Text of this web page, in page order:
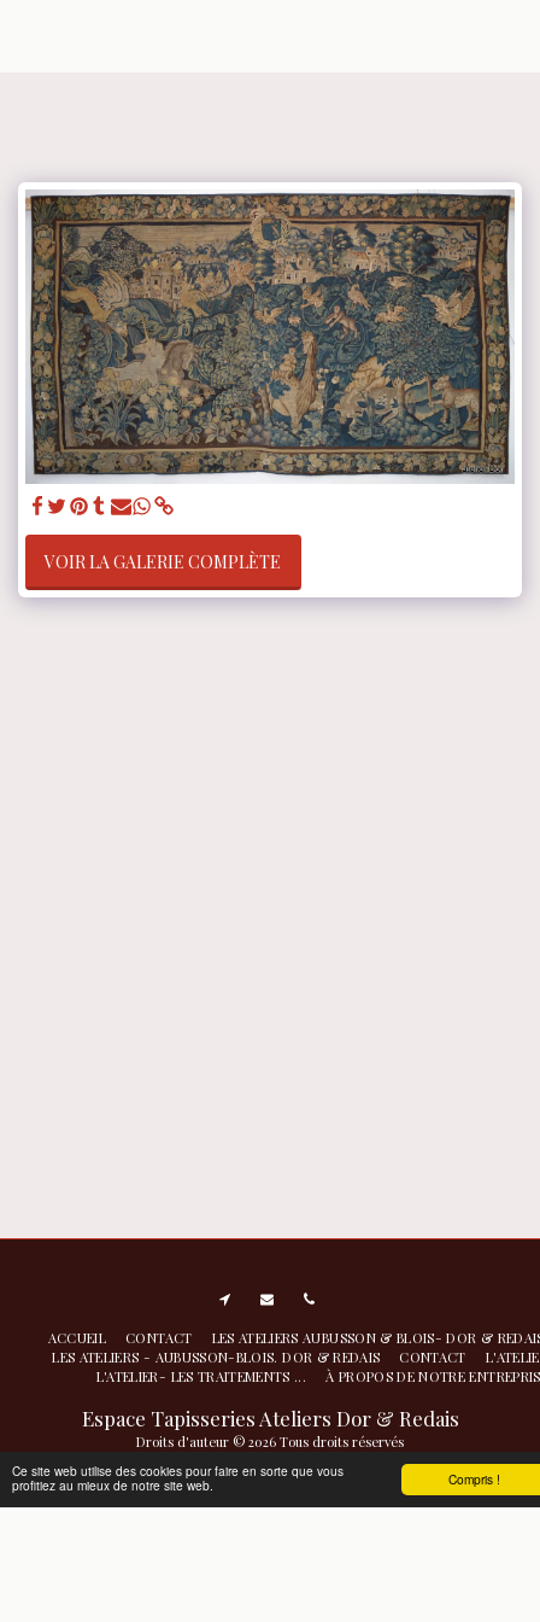
Compris !
Ce site web utilise des cookies pour faire en sorte que vous
profitiez au mieux de notre site web.
VOIR LA GALERIE COMPLÈTE
Espace Tapisseries Ateliers Dor & Redais
Droits d'auteur © 2026 Tous droits réservés
Atelier de nettoyage restauration- conservation à Aubusson |Politique de
Confidentialité
ACCUEIL CONTACT
LES ATELIERS AUBUSSON & BLOIS- DOR &
LES ATELIERS - AUBUSSON-BLOIS. DOR & REDAIS
CONTACT
L'ATELIER- LES TRAITEMENTS ...
À PROPOS DE NOTRE